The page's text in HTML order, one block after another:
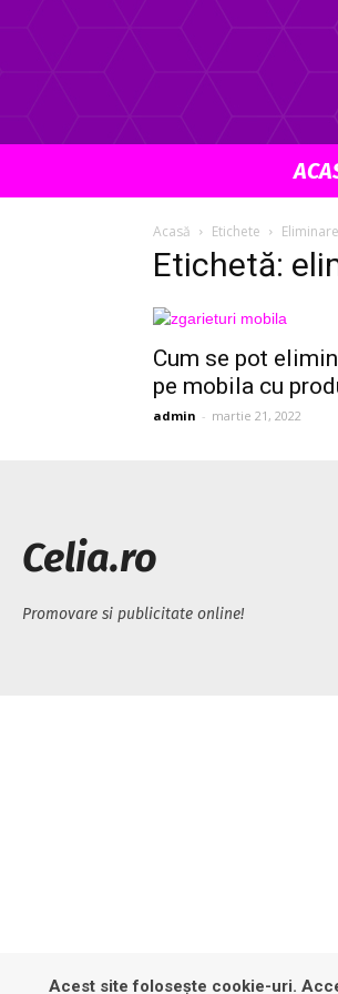
Acasă Etichete
Etichetă:
Cum se pot
pe mobila cu
admin - martie 21, 2022
Celia.ro
Promovare si publicitate online!
Acest site folosește cookie-uri.